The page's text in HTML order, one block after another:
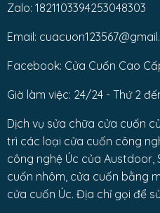
Zalo: 1821103394253048303
Email:
Facebook: Cửa Cuốn Cao
Giờ làm việc: 24/24 - Thứ 2
Dịch vụ sửa chữa cửa cuốn
trì các loại cửa cuốn công
công nghệ Úc của Austdoor,
cuốn nhôm, cửa cuốn bằng
cửa cuốn Úc. Địa chỉ gọi để